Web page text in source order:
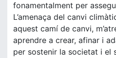
fonamentalment per
L’amenaça del canvi
aquest camí de canvi,
aprendre a crear, afinar i
per sostenir la societat i el